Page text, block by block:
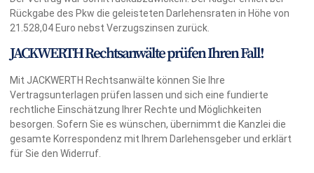
Rückgabe des Pkw die geleisteten Darlehensraten in Höhe von
21.528,04 Euro nebst Verzugszinsen zurück.
JACKWERTH Rechtsanwälte prüfen Ihren Fall!
Mit JACKWERTH Rechtsanwälte können Sie Ihre
Vertragsunterlagen prüfen lassen und sich eine fundierte
rechtliche Einschätzung Ihrer Rechte und Möglichkeiten
besorgen. Sofern Sie es wünschen, übernimmt die Kanzlei die
gesamte Korrespondenz mit Ihrem Darlehensgeber und erklärt
für Sie den Widerruf.